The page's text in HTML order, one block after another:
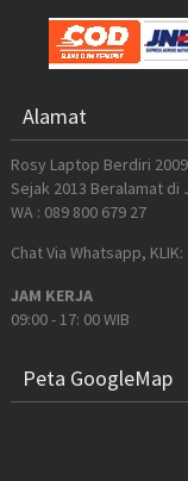
Alamat
Rosy Laptop Berdiri
Sejak 2013 Beralamat di
WA : 089 800 679 27
Chat Via Whatsapp, KLIK:
JAM KERJA
09:00 - 17: 00 WIB
Peta GoogleMap